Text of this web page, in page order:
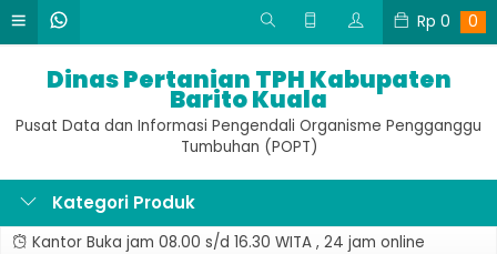
Rp 0 0
Dinas Pertanian TPH Kabupaten
Barito Kuala
Pusat Data dan Informasi Pengendali Organisme Pengganggu
Tumbuhan (POPT)
Kategori Produk
Kantor Buka jam 08.00 s/d 16.30 WITA , 24 jam online